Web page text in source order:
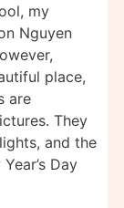
my
Nguyen
place,
are
They
and the
Day